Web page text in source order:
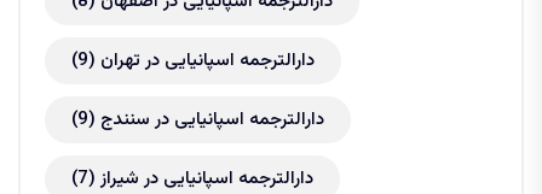
دارالترجمه اسپانیایی در تهران (9)
دارالترجمه اسپانیایی در سنندج (9)
دارالترجمه اسپانیایی در شیراز(7)